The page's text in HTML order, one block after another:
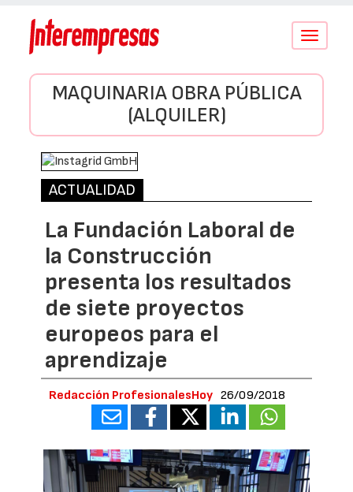
Conmutar
MAQUINARIA OBRA PÚBLICA
(ALQUILER)
ACTUALIDAD
La Fundación Laboral de
la Construcción
presenta los resultados
de siete proyectos
europeos para el
aprendizaje
Redacción ProfesionalesHoy 26/09/2018